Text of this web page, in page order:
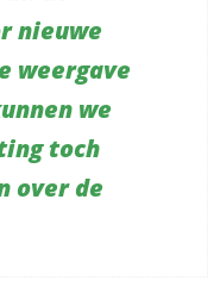
nieuwe
weergave
we
toch
over de